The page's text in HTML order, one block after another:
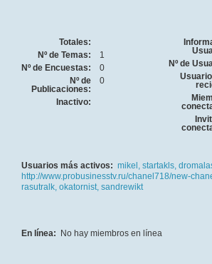
Totales:
Nº de Temas:
1
Nº de Encuestas:
0
Nº de
Publicaciones:
0
Inactivo:
Nº de
Usuarios más activos: mikel, startakls,
http://www.probusinesstv.ru/chanel718/new-
rasutralk, okatornist, sandrewikt
En línea: No hay miembros en línea